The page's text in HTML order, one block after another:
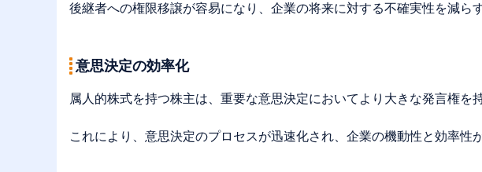
後継者への権限移譲が容易になり、企業の将来に対する不確実性を減ら
意思決定の効率化
属人的株式を持つ株主は、重要な意思決定においてより大きな発言権を
これにより、意思決定のプロセスが迅速化され、企業の機動性と効率性